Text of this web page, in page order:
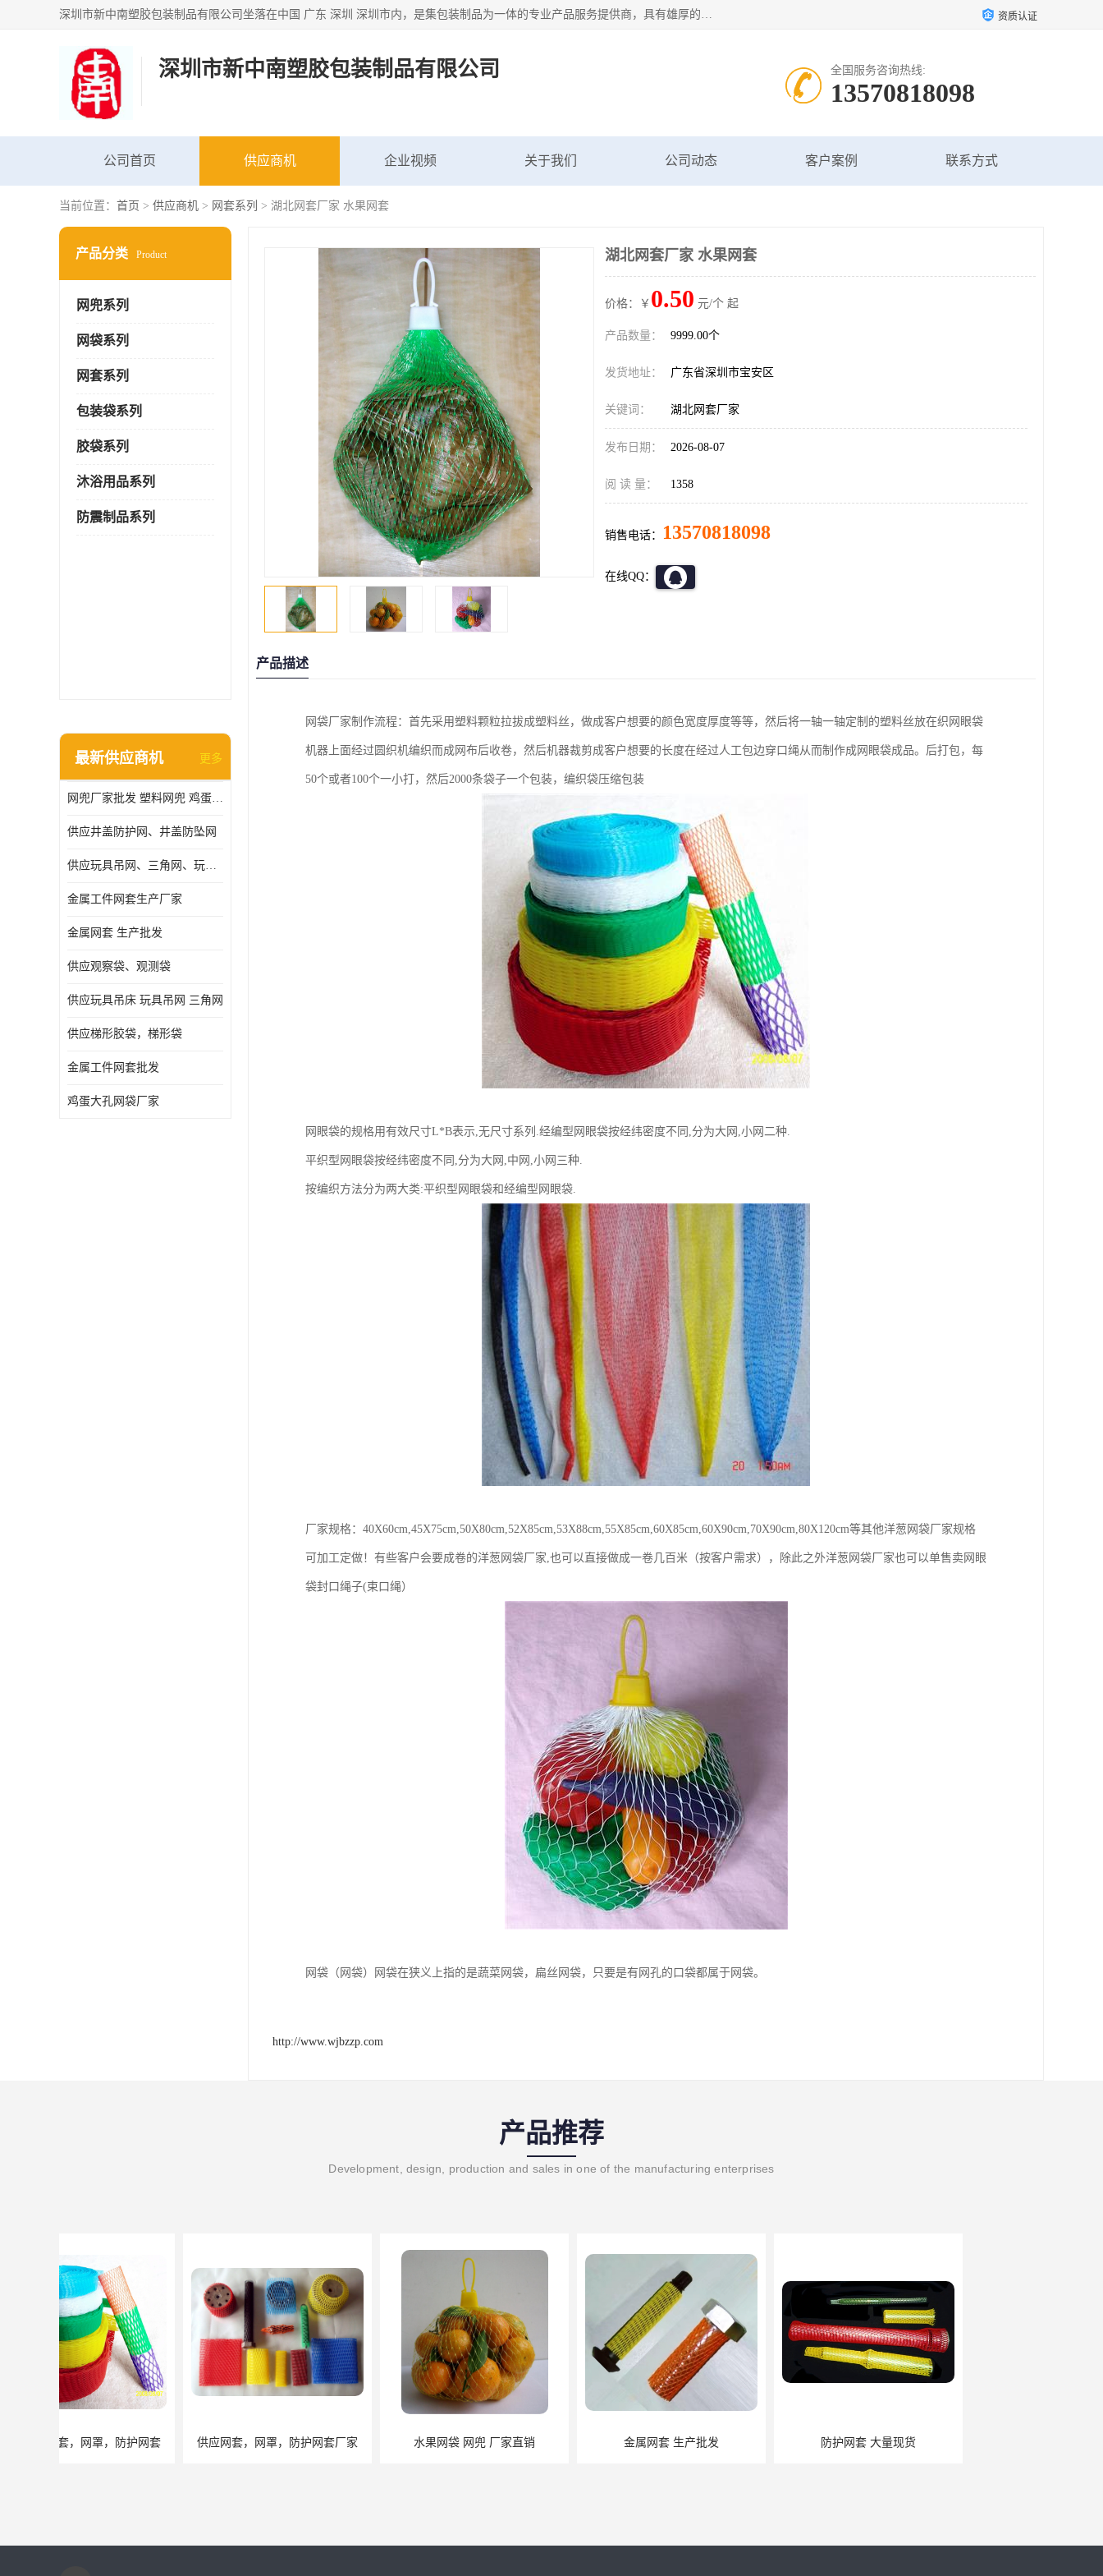
深圳市新中南塑胶包装制品有限公司坐落在中国 广东 深圳 深圳市内，是集包装制品为一体的专业产品服务提供商，具有雄厚的科研实力、技术实力和经济实力。主营网袋、网兜、网眼袋、网格袋、鱼丝网、尼龙网袋、网扣、网套等产品,大量批发,价格实惠。欢迎广大新老客户来电咨询价格、加盟、招商等服务。 资质认证
深圳市新中南塑胶包装制品有限公司 全国服务咨询热线:
13570818098
公司首页 供应商机 企业视频 关于我们 公司动态 客户案例 联系方式
当前位置： 首页 > 供应商机 > 网套系列 > 湖北网套厂家 水果网套
产品分类 Product
网兜系列
网袋系列
网套系列
包装袋系列
胶袋系列
沐浴用品系列
防震制品系列
最新供应商机 更多
网兜厂家批发 塑料网兜 鸡蛋网兜
供应井盖防护网、井盖防坠网
供应玩具吊网、三角网、玩具吊床
金属工件网套生产厂家
金属网套 生产批发
供应观察袋、观测袋
供应玩具吊床 玩具吊网 三角网
供应梯形胶袋，梯形袋
金属工件网套批发
鸡蛋大孔网袋厂家
湖北网套厂家 水果网套
价格：￥ 0.50 元/个 起
产品数量： 9999.00个
发货地址： 广东省深圳市宝安区
关键词： 湖北网套厂家
发布日期： 2026-08-07
阅 读 量： 1358
销售电话： 13570818098
在线QQ：
产品描述
网袋厂家制作流程：首先采用塑料颗粒拉拔成塑料丝，做成客户想要的颜色宽度厚度等等，然后将一轴一轴定制的塑料丝放在织网眼袋
机器上面经过圆织机编织而成网布后收卷，然后机器裁剪成客户想要的长度在经过人工包边穿口绳从而制作成网眼袋成品。后打包，每
50个或者100个一小打，然后2000条袋子一个包装，编织袋压缩包装
网眼袋的规格用有效尺寸L*B表示,无尺寸系列.经编型网眼袋按经纬密度不同,分为大网,小网二种.
平织型网眼袋按经纬密度不同,分为大网,中网,小网三种.
按编织方法分为两大类:平织型网眼袋和经编型网眼袋.
厂家规格：40X60cm,45X75cm,50X80cm,52X85cm,53X88cm,55X85cm,60X85cm,60X90cm,70X90cm,80X120cm等其他洋葱网袋厂家规格
可加工定做！有‪些客户会要成卷的洋葱网袋厂家,也可以直接做成一卷几百米（按客户需求），除此之外洋葱网袋厂家也可以单售卖网眼
袋封口绳子(束口绳）
网袋（网袋）网袋在狭义上指的是蔬菜网袋，扁丝网袋，只要是有网孔的口袋都属于网袋。
http://www.wjbzzp.com
产品推荐
Development, design, production and sales in one of the manufacturing enterprises
供应网套，网罩，防护网套厂家 水果网袋 网兜 厂家直销 金属网套 生产批发 防护网套 大量现货 粽子网兜 网袋供应厂家